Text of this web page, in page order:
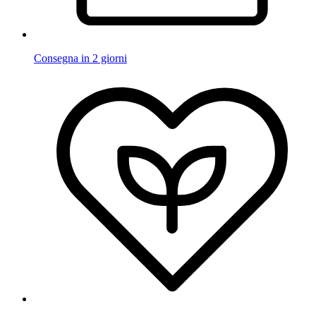
Consegna in 2 giorni